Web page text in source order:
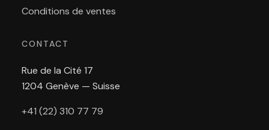
Conditions de ventes
CONTACT
Rue de la Cité 17
1204 Genève — Suisse
+41 (22) 310 77 79